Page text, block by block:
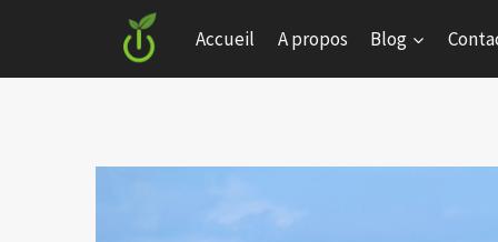
content
Accueil A propos Blog